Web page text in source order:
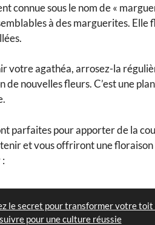
connue sous le nom de «
à des marguerites.
votre agathéa, arrosez-la
de nouvelles fleurs. C’est une
parfaites pour apporter de la
et vous offriront une
le secret pour transformer votre
pour une culture réussie